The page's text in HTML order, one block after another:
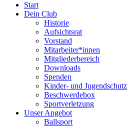
Start
Dein Club
Historie
Aufsichtsrat
Vorstand
Mitarbeiter*innen
Mitgliederbereich
Downloads
Spenden
Kinder- und Jugendschutz
Beschwerdebox
Sportverletzung
Unser Angebot
Ballsport